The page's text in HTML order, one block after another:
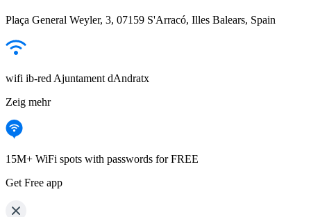
Plaça General Weyler, 3, 07159 S'Arracó, Illes Balears, Spain
wifi ib-red Ajuntament dAndratx
Zeig mehr
15M+ WiFi spots with passwords for FREE
Get Free app